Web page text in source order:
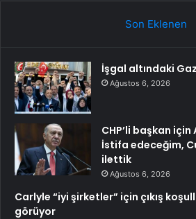
Son Eklenen
İşgal altındaki
Ağustos 6, 2026
CHP’li başkan için
İstifa edeceğim,
ilettik
Ağustos 6, 2026
Carlyle “iyi şirketler” için çıkış
görüyor